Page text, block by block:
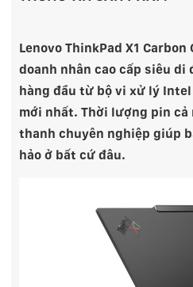
Lenovo ThinkPad X1
doanh nhân cao cấp siêu di
hàng đầu từ bộ vi xử lý
mới nhất. Thời lượng pin cả
thanh chuyên nghiệp giúp
hảo ở bất cứ đâu.